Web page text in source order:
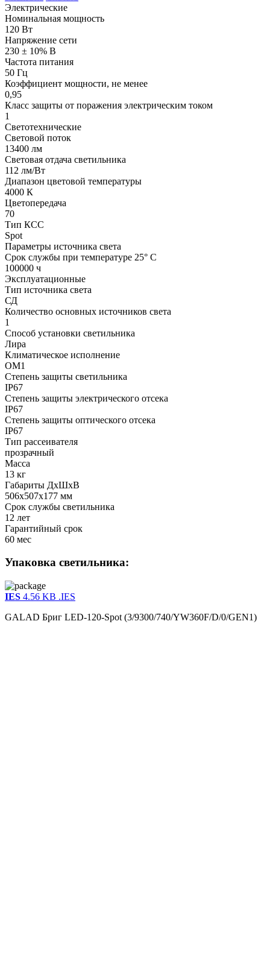
Электрические
Номинальная мощность
120 Вт
Напряжение сети
230 ± 10% В
Частота питания
50 Гц
Коэффициент мощности, не менее
0,95
Класс защиты от поражения электрическим током
1
Светотехнические
Световой поток
13400 лм
Световая отдача светильника
112 лм/Вт
Диапазон цветовой температуры
4000 К
Цветопередача
70
Тип КСС
Spot
Параметры источника света
Срок службы при температуре 25° С
100000 ч
Эксплуатационные
Тип источника света
СД
Количество основных источников света
1
Способ установки светильника
Лира
Климатическое исполнение
ОM1
Степень защиты светильника
IP67
Степень защиты электрического отсека
IP67
Степень защиты оптического отсека
IP67
Тип рассеивателя
прозрачный
Масса
13 кг
Габариты ДхШхВ
506x507x177 мм
Срок службы светильника
12 лет
Гарантийный срок
60 мес
Упаковка светильника:
IES 4.56 KB .IES
GALAD Бриг LED-120-Spot (3/9300/740/YW360F/D/0/GEN1)